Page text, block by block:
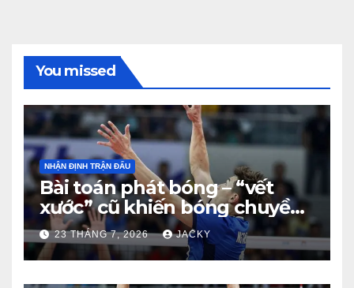
You missed
NHẬN ĐỊNH TRẬN ĐẤU
Bài toán phát bóng – “vết
xước” cũ khiến bóng chuyền
nam Việt Nam trả giá đắt
trước Thái Lan
23 THÁNG 7, 2026 JACKY